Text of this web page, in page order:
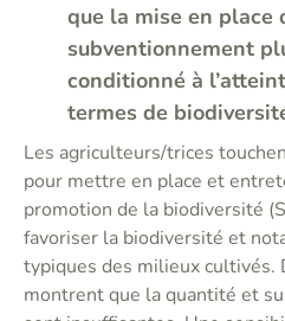
que la mise en place
subventionnement
conditionné à
termes de
Les agriculteurs/trices
pour mettre en place et
promotion de la biodiversité
favoriser la biodiversité et
typiques des milieux cultivés.
montrent que la quantité et